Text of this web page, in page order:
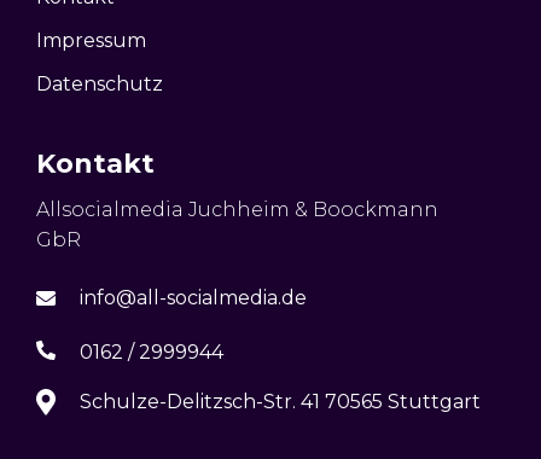
Impressum
Datenschutz
Kontakt
Allsocialmedia Juchheim & Boockmann
GbR
info@all-socialmedia.de
0162 / 2999944
Schulze-Delitzsch-Str. 41 70565 Stuttgart